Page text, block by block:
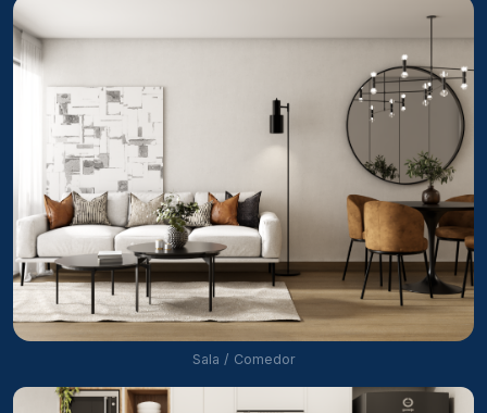
Sala / Comedor